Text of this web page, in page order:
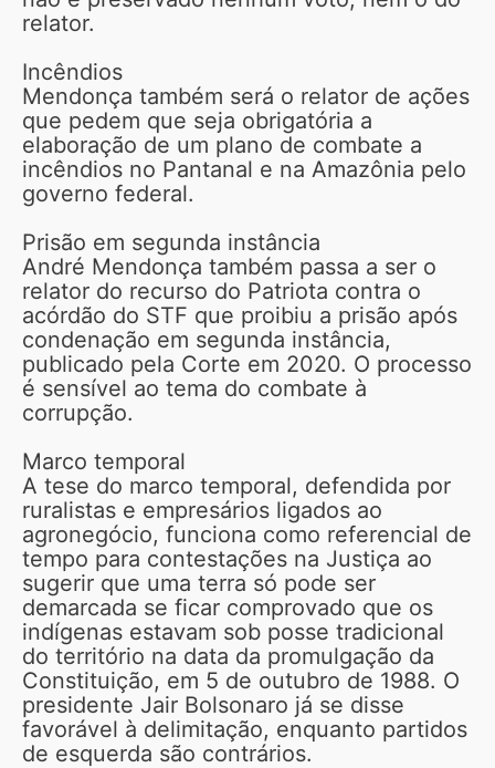
relator.
Incêndios
Mendonça também será o relator de ações
que pedem que seja obrigatória a
elaboração de um plano de combate a
incêndios no Pantanal e na Amazônia pelo
governo federal.
Prisão em segunda instância
André Mendonça também passa a ser o
relator do recurso do Patriota contra o
acórdão do STF que proibiu a prisão após
condenação em segunda instância,
publicado pela Corte em 2020. O processo
é sensível ao tema do combate à
corrupção.
Marco temporal
A tese do marco temporal, defendida por
ruralistas e empresários ligados ao
agronegócio, funciona como referencial de
tempo para contestações na Justiça ao
sugerir que uma terra só pode ser
demarcada se ficar comprovado que os
indígenas estavam sob posse tradicional
do território na data da promulgação da
Constituição, em 5 de outubro de 1988. O
presidente Jair Bolsonaro já se disse
favorável à delimitação, enquanto partidos
de esquerda são contrários.